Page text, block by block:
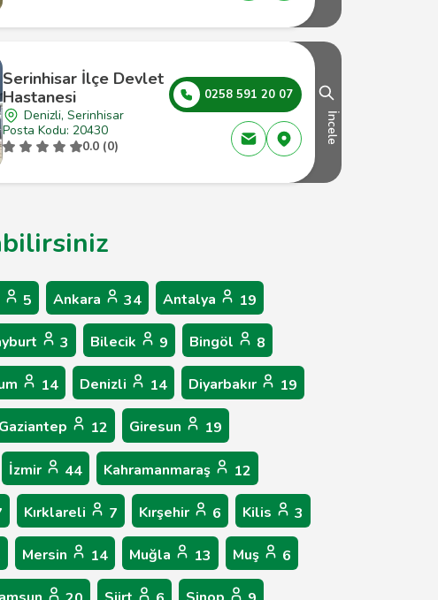
Serinhisar İlçe Devlet
Hastanesi
Denizli, Serinhisar
Posta Kodu: 20430
0.0 (0)
0258 591 20 07
İncele
5 Ankara 34 Antalya 19
3 Bilecik 9 Bingöl 8
14 Denizli 14 Diyarbakır 19
Gaziantep 12 Giresun 19
İzmir 44 Kahramanmaraş 12
Kırklareli 7 Kırşehir 6 Kilis 3
Mersin 14 Muğla 13 Muş 6